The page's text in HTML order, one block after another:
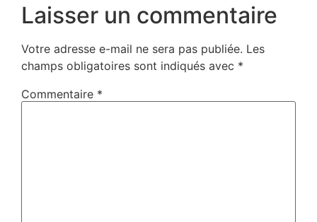
Laisser un commentaire
Votre adresse e-mail ne sera pas publiée. Les
champs obligatoires sont indiqués avec *
Commentaire *